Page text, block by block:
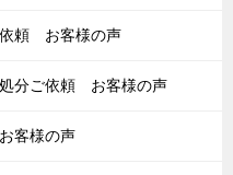
依頼 お客様の声
処分ご依頼 お客様の声
客様の声